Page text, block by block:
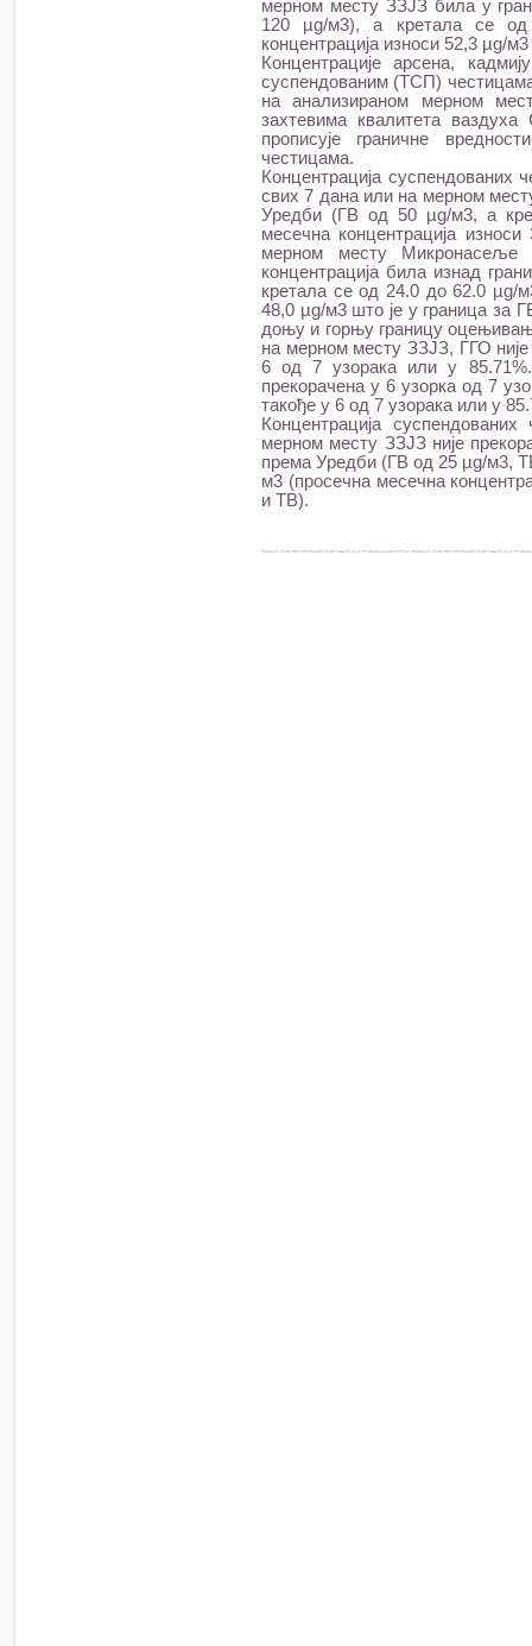
мерном месту ЗЗЈЗ била у
120 µg/м3), а кретала се
концентрација износи 52,3 µg/
Концентрације арсена,
суспендованим (ТСП)
на анализираном мерном
захтевима квалитета
прописује граничне
честицама.
Концентрација
свих 7 дана или на мерном
Уредби (ГВ од 50 µg/м3, а
месечна концентрација
мерном месту
концентрација била изнад
кретала се од 24.0 до 62.0 µg/
48,0 µg/м3 што је у граница за
доњу и горњу границу
на мерном месту ЗЗЈЗ, ГГО
6 од 7 узорака или у
прекорачена у 6 узорка од 7
такође у 6 од 7 узорака или у
Концентрација
мерном месту ЗЗЈЗ није
према Уредби (ГВ од 25 µg/м3,
м3 (просечна месечна
и ТВ).